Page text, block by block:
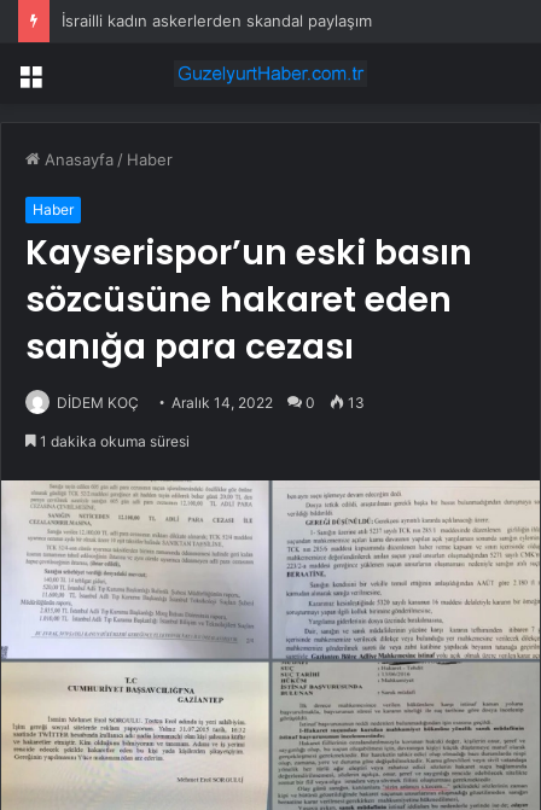
İsrailli kadın askerlerden skandal paylaşım
Menü
Anasayfa / Haber
Haber
Kayserispor’un eski basın
sözcüsüne hakaret eden
sanığa para cezası
DİDEM KOÇ Aralık 14, 2022 0 13
1 dakika okuma süresi